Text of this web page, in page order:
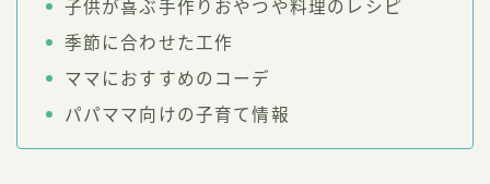
子供が喜ぶ手作りおやつや料理のレシピ
季節に合わせた工作
ママにおすすめのコーデ
パパママ向けの子育て情報